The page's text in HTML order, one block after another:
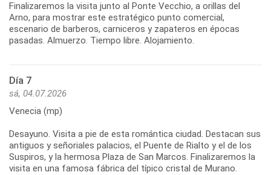
Finalizaremos la visita junto al Ponte Vecchio, a orillas del
Arno, para mostrar este estratégico punto comercial,
escenario de barberos, carniceros y zapateros en épocas
Día 7
sá, 04.07.2026
Venecia (mp)
Desayuno. Visita a pie de esta romántica ciudad. Destacan sus
antiguos y señoriales palacios, el Puente de Rialto y el de los
Suspiros, y la hermosa Plaza de San Marcos. Finalizaremos la
visita en una famosa fábrica del típico cristal de Murano.